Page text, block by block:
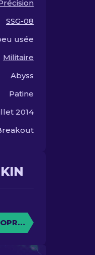
SSG-08
usée
Militaire
Abyss
Patine
2014
CAISSE